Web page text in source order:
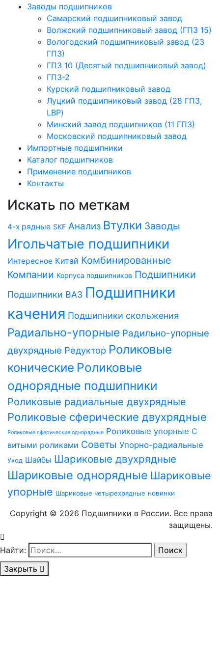
Заводы подшипников
Cамарский подшипниковый завод
Волжский подшипниковый завод (ГПЗ 15)
Вологодский подшипниковый завод (23
ГПЗ)
ГПЗ 10 (Десятый подшипниковый завод)
ГПЗ-2
Курский подшипниковый завод
Луцкий подшипниковый завод (28 ГПЗ,
LBP)
Минский завод подшипников (11 ГПЗ)
Московский подшипниковый завод
Импортные подшипники
Каталог подшипников
Применение подшипников
Контакты
Искать по меткам
4-х рядные SKF Анализ Втулки Заводы
Игольчатые подшипники
Интересное Китай Комбинированные
Компании Корпуса подшипников Подшипники
Подшипники ВАЗ Подшипники
качения Подшипники скольжения
Радиально-упорные Радильно-упорные
двухрядные Редуктор Роликовые
конические Роликовые
однорядные подшипники
Роликовые радиальные двухрядные
Роликовые сферические двухрядные
Роликовые сферические однорядные Роликовые упорные С
витыми роликами Советы Упорно-радиальные
Уход Шайбы Шариковые двухрядные
Шариковые однорядные Шариковые
упорные Шариковые четырехрядные новинки
Copyright © 2026 Подшипники в России. Все права
защищены.
Найти:
Закрыть